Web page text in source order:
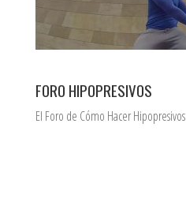
FORO HIPOPRESIVOS
El Foro de Cómo Hacer Hipopresivos